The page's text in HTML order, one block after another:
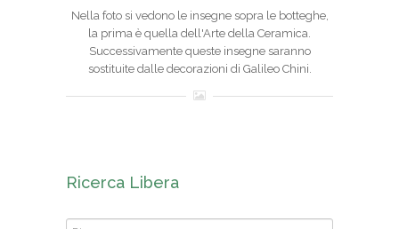
Nella foto si vedono le insegne sopra le botteghe,
la prima è quella dell'Arte della Ceramica.
Successivamente queste insegne saranno
sostituite dalle decorazioni di Galileo Chini.
Ricerca Libera